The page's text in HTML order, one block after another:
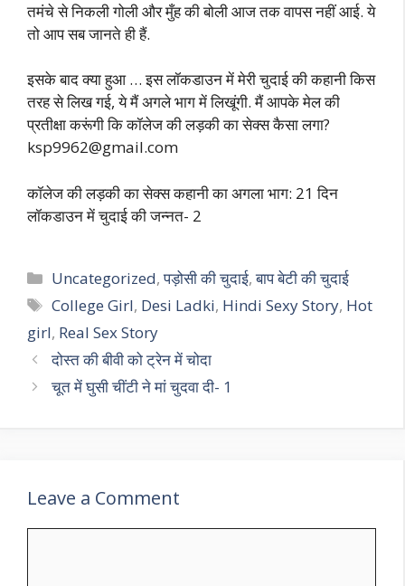
तमंचे से निकली गोली और मुँह की बोली आज तक वापस नहीं आई. ये
तो आप सब जानते ही हैं.
इसके बाद क्या हुआ … इस लॉकडाउन में मेरी चुदाई की कहानी किस
तरह से लिख गई, ये मैं अगले भाग में लिखूंगी. मैं आपके मेल की
प्रतीक्षा करूंगी कि कॉलेज की लड़की का सेक्स कैसा लगा?
ksp9962@gmail.com
कॉलेज की लड़की का सेक्स कहानी का अगला भाग: 21 दिन
लॉकडाउन में चुदाई की जन्नत- 2
Categories
Uncategorized,पड़ोसी की चुदाई,बाप बेटी की चुदाई
Tags
College Girl, Desi Ladki, Hindi Sexy Story, Hot
girl, Real Sex Story
दोस्त की बीवी को ट्रेन में चोदा
चूत में घुसी चींटी ने मां चुदवा दी- 1
Leave a Comment